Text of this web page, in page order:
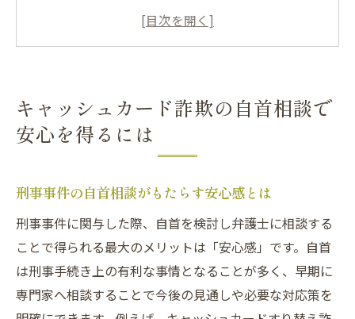
キャッシュカード詐欺で弁護士に相談する
埼玉県の特殊詐欺ニュースから学ぶポイン
ト
詐欺事件で後悔しない弁護士相談の進め方
キャッシュカード譲渡罪と刑事事件の注意
点
埼玉県さいたま市で刑事事件の自首を決意する
前に
刑事事件の自首を決断する前に知るべき準
備
キャッシュカード詐欺の自首相談で
安心を得るには
刑事事件の自首相談がもたらす安心感とは
刑事事件に関与した際、自首を検討し弁護士に相談する
ことで得られる最大のメリットは「安心感」です。自首
は刑事手続き上の有利な事情となることが多く、早期に
専門家へ相談することで今後の見通しや必要な対応策を